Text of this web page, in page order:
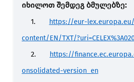
იხილოთ შემდეგ ბმულებზე:
1.
https://eur-
content/EN/TXT/
2.
https://
onsolidated-version_en